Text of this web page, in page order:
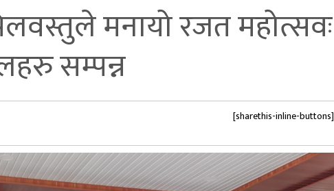
मनायो रजत महोत्सवः
सम्पन्न
[sharethis-inline-buttons]